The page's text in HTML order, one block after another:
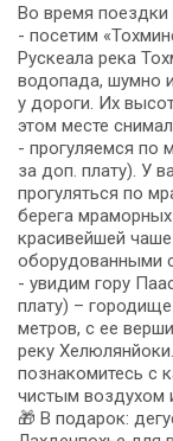
Во время
- посетим
Рускеала река
водопада, шумно
у дороги. Их
этом месте
- прогуляемся по
за доп. плату). У
прогуляться по
берега
красивейшей
оборудованными
- увидим гору
плату) –
метров, с ее
реку
познакомитесь с
чистым воздухом
🎁 В подарок: